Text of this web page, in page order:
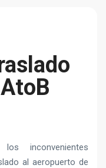
inconvenientes
al aeropuerto de